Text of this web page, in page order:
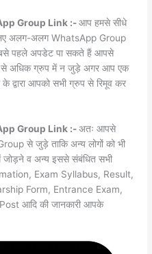
Group Link :-आप हमसे सीधे
अलग-अलग WhatsApp Group
पहले अपडेट पा सकते हैं आपसे
से अधिक ग्रुप में न जुड़े अगर आप एक
द्वारा आपको सभी ग्रुप से रिमूव कर
Group Link :-अतः आपसे
से जुड़े ताकि अन्य लोगों को भी
जोड़ने व अन्य इससे संबंधित सभी
Exam Syllabus, Result,
Form, Entrance Exam,
आदि की जानकारी आपके